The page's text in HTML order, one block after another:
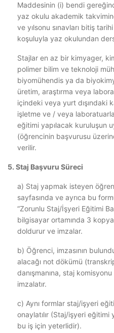
Maddesinin (i) bendi
yaz okulu akademik
ve yılsonu sınavları bitiş tarihi
koşuluyla yaz okulundan
Stajlar en az bir kimyager,
polimer bilim ve teknoloji
biyomühendis ya da
üretim, araştırma veya
içindeki veya yurt dışındaki
işletme ve / veya
eğitimi yapılacak kuruluşun
(öğrencinin başvurusu
verilir.
5. Staj Başvuru Süreci
a) Staj yapmak isteyen
sayfasında ve ayrıca bu
“Zorunlu Staj/İşyeri Eğitimi
bilgisayar ortamında 3
doldurur ve imzalar.
b) Öğrenci, imzasının
alacağı not dökümü
danışmanına, staj
imzalatır.
c) Aynı formlar staj/işyeri
onaylatılır (Staj/işyeri eğitimi
bu iş için yeterlidir).